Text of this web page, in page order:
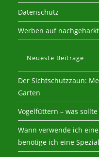
Datenschutz
Werben auf
Neueste Beiträge
Der Sichtschutzzaun:
Garten
Vogelfüttern – was
Wann verwende ich
benötige ich eine